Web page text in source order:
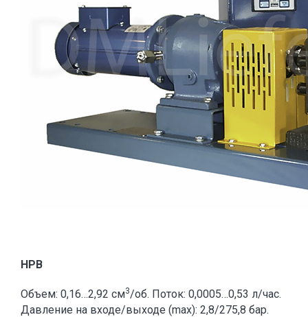
HPB
Объем: 0,16…2,92 см3/об. Поток: 0,0005…0,53 л/час.
Давление на входе/выходе (max): 2,8/275,8 бар.